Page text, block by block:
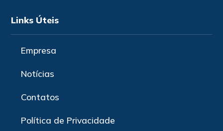
Links Úteis
Empresa
Notícias
Contatos
Política de Privacidade